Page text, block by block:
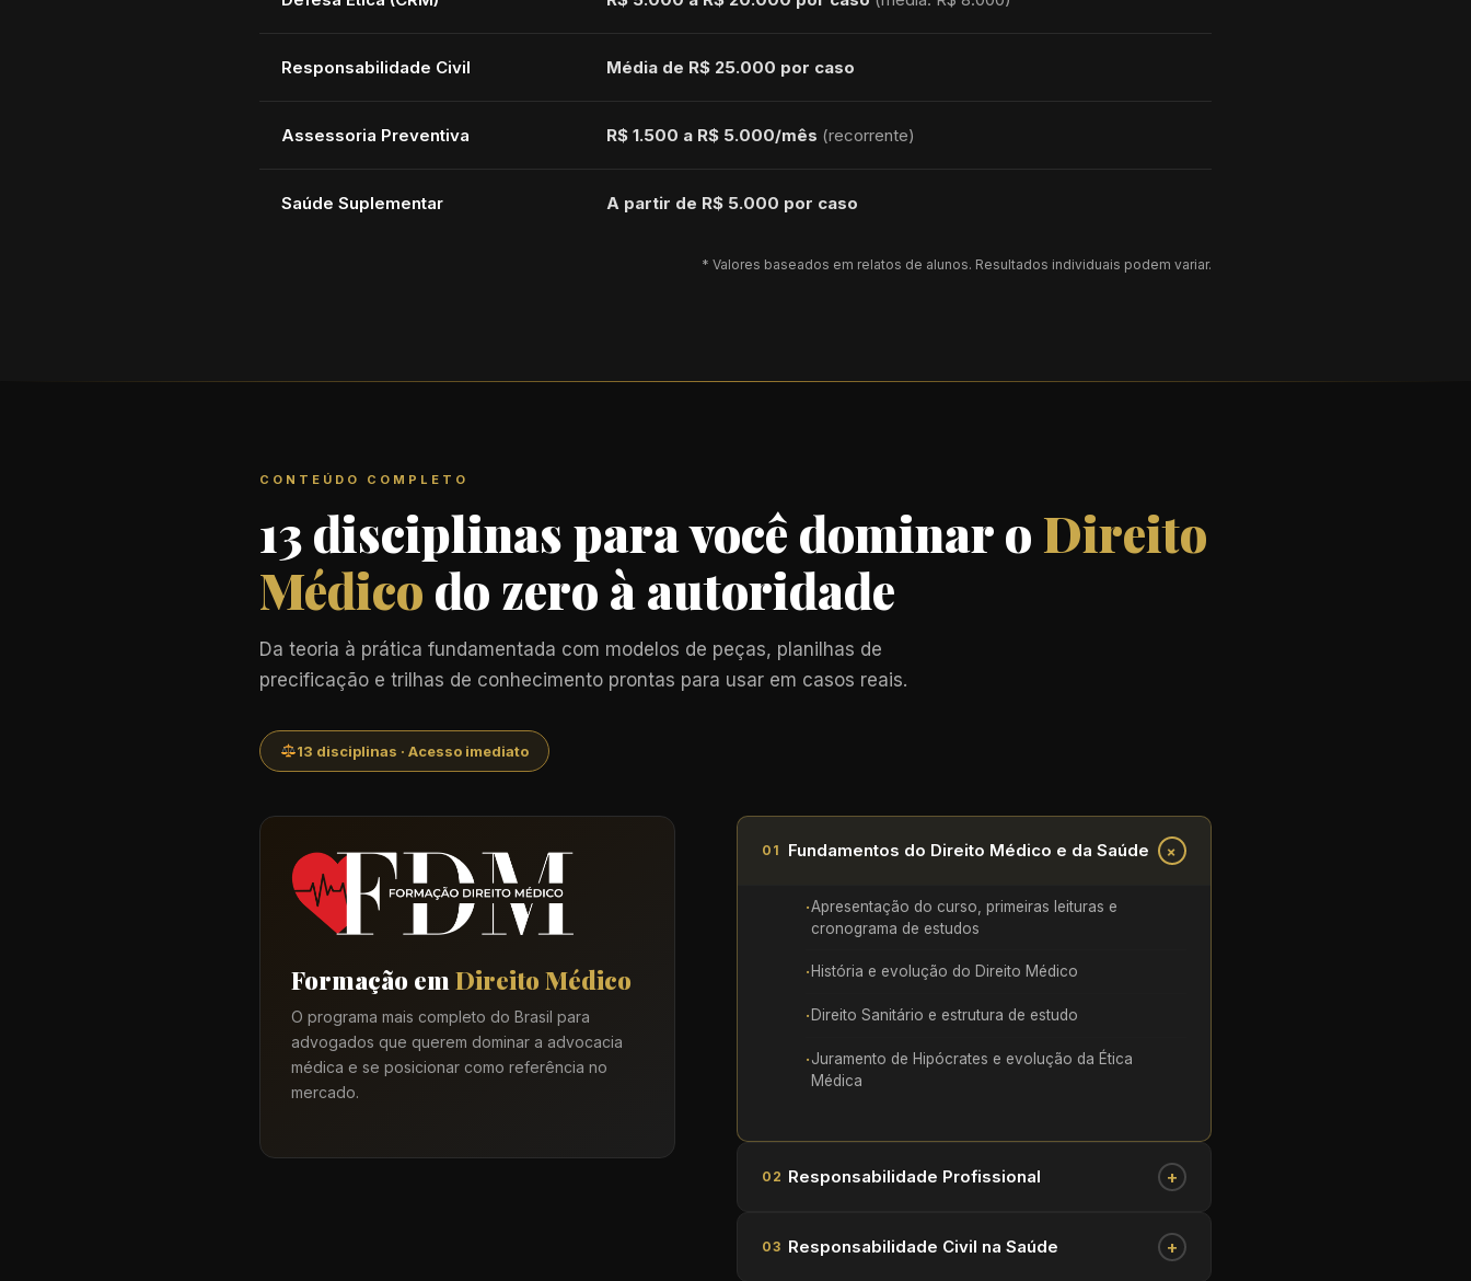
Responsabilidade Civil Média de R$ 25.000 por caso
Assessoria Preventiva R$ 1.500 a R$ 5.000/mês (recorrente)
Saúde Suplementar A partir de R$ 5.000 por caso
* Valores baseados em relatos de alunos. Resultados individuais podem variar.
CONTEÚDO COMPLETO
13 disciplinas para você dominar o Direito
Médico do zero à autoridade
Da teoria à prática fundamentada com modelos de peças, planilhas de
precificação e trilhas de conhecimento prontas para usar em casos reais.
13 disciplinas · Acesso imediato
Formação emDireito Médico
O programa mais completo do Brasil para
advogados que querem dominar a advocacia
médica e se posicionar como referência no
mercado.
01 Fundamentos do Direito Médico e da Saúde +
Apresentação do curso, primeiras leituras e
cronograma de estudos
História e evolução do Direito Médico
Direito Sanitário e estrutura de estudo
Juramento de Hipócrates e evolução da Ética
Médica
02 Responsabilidade Profissional +
03 Responsabilidade Civil na Saúde +